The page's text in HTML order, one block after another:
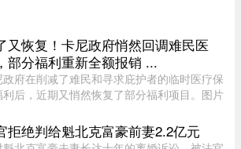
66起火灾，受影响面积约111 ...
又恢复！卡尼政府悄然回调难民医
部分福利重新全额报销 ...
政府在削减了难民和寻求庇护者的临时医疗保
利后，近期又悄然恢复了部分福利项目。图片
诺削减资金，调整了为已安置的难民和等待
省或地区医保的庇护申 ...
拒绝判给魁北克富豪前妻2.2亿元